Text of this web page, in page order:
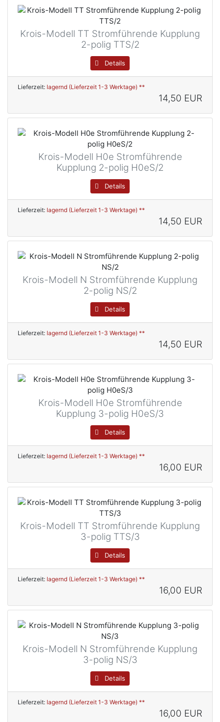
Krois-Modell TT Stromführende Kupplung
2-polig TTS/2
Details
Lieferzeit: lagernd (Lieferzeit 1-3 Werktage) **
14,50 EUR
Krois-Modell H0e Stromführende
Kupplung 2-polig H0eS/2
Details
Lieferzeit: lagernd (Lieferzeit 1-3 Werktage) **
14,50 EUR
Krois-Modell N Stromführende Kupplung
2-polig NS/2
Details
Lieferzeit: lagernd (Lieferzeit 1-3 Werktage) **
14,50 EUR
Krois-Modell H0e Stromführende
Kupplung 3-polig H0eS/3
Details
Lieferzeit: lagernd (Lieferzeit 1-3 Werktage) **
16,00 EUR
Krois-Modell TT Stromführende Kupplung
3-polig TTS/3
Details
Lieferzeit: lagernd (Lieferzeit 1-3 Werktage) **
16,00 EUR
Krois-Modell N Stromführende Kupplung
3-polig NS/3
Details
Lieferzeit: lagernd (Lieferzeit 1-3 Werktage) **
16,00 EUR